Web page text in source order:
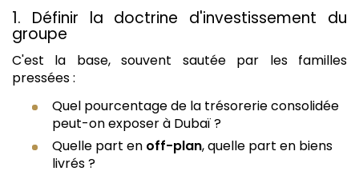
1. Définir la doctrine d'investissement du
groupe
C'est la base, souvent sautée par les familles
pressées :
Quel pourcentage de la trésorerie consolidée
peut-on exposer à Dubaï ?
Quelle part en off-plan, quelle part en biens
livrés ?